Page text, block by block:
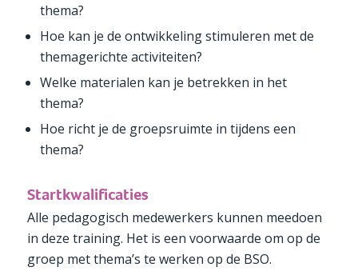
thema?
Hoe kan je de ontwikkeling stimuleren met de
themagerichte activiteiten?
Welke materialen kan je betrekken in het
thema?
Hoe richt je de groepsruimte in tijdens een
thema?
Startkwalificaties
Alle pedagogisch medewerkers kunnen meedoen
in deze training. Het is een voorwaarde om op de
groep met thema’s te werken op de BSO.